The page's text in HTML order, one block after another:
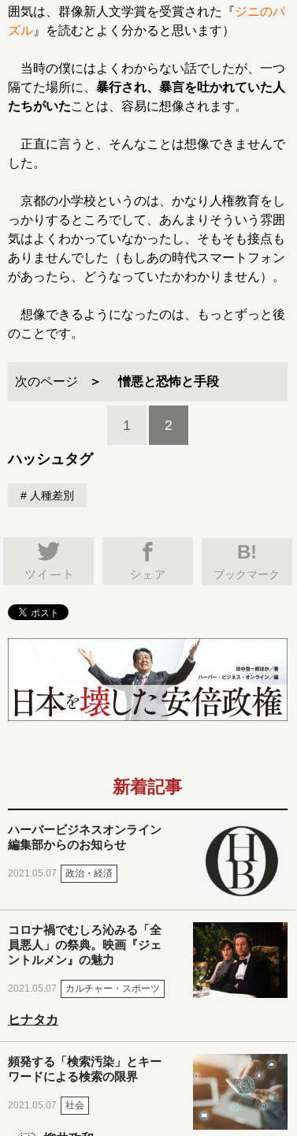
囲気は、群像新人文学賞を受賞された『ジニのパ
ズル 』を読むとよく分かると思います）
当時の僕にはよくわからない話でしたが、一つ
隔てた場所に、 暴行され、暴言を吐かれていた人
たちがいたことは、容易に想像されます。
正直に言うと、そんなことは想像できませんで
した。
京都の小学校というのは、かなり人権教育をし
っかりするところでして、あんまりそういう雰囲
気はよくわかっていなかったし、そもそも接点も
ありませんでした（もしあの時代スマートフォン
があったら、どうなっていたかわかりません）。
想像できるようになったのは、もっとずっと後
のことです。
次のページ 憎悪と恐怖と手段
1 2
ハッシュタグ
人種差別
B!
ブックマーク
新着記事
ハーバービジネスオンライン
編集部からのお知らせ
2021.05.07 政治・経済
コロナ禍でむしろ沁みる「全
員悪人」の祭典。映画『ジェ
ントルメン』の魅力
2021.05.07 カルチャー・スポーツ
ヒナタカ
頻発する「検索汚染」とキー
ワードによる検索の限界
2021.05.07 社会